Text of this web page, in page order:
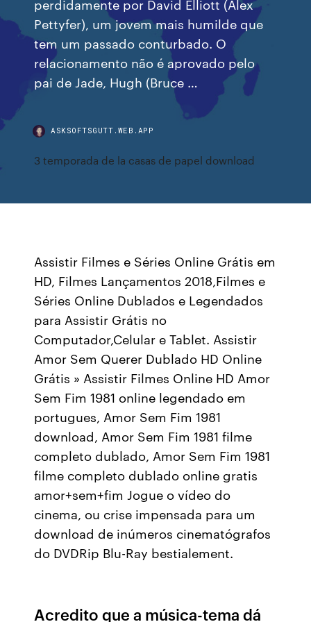
perdidamente por David Elliott (Alex
Pettyfer), um jovem mais humilde que
tem um passado conturbado. O
relacionamento não é aprovado pelo
pai de Jade, Hugh (Bruce …
ASKSOFTSGUTT.WEB.APP
3 temporada de la casas de papel download
Assistir Filmes e Séries Online Grátis em
HD, Filmes Lançamentos 2018,Filmes e
Séries Online Dublados e Legendados
para Assistir Grátis no
Computador,Celular e Tablet. Assistir
Amor Sem Querer Dublado HD Online
Grátis » Assistir Filmes Online HD Amor
Sem Fim 1981 online legendado em
portugues, Amor Sem Fim 1981
download, Amor Sem Fim 1981 filme
completo dublado, Amor Sem Fim 1981
filme completo dublado online gratis
amor+sem+fim Jogue o vídeo do
cinema, ou crise impensada para um
download de inúmeros cinematógrafos
do DVDRip Blu-Ray bestialement.
Acredito que a música-tema dá